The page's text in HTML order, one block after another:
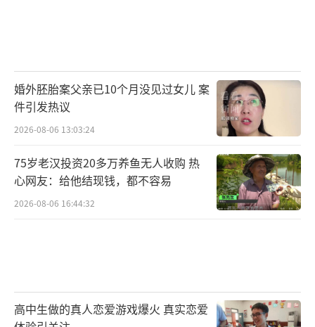
婚外胚胎案父亲已10个月没见过女儿 案
件引发热议
2026-08-06 13:03:24
75岁老汉投资20多万养鱼无人收购 热
心网友：给他结现钱，都不容易
2026-08-06 16:44:32
高中生做的真人恋爱游戏爆火 真实恋爱